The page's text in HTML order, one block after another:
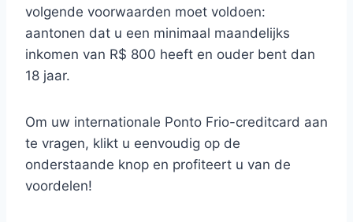
volgende voorwaarden moet voldoen:
aantonen dat u een minimaal maandelijks
inkomen van R$ 800 heeft en ouder bent dan
18 jaar.
Om uw internationale Ponto Frio-creditcard aan
te vragen, klikt u eenvoudig op de
onderstaande knop en profiteert u van de
voordelen!